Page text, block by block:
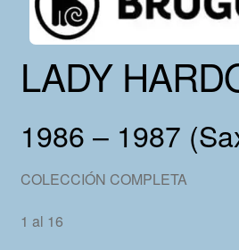
LADY
1986 – 1987
COLECCIÓN COMPLETA
1 al 16